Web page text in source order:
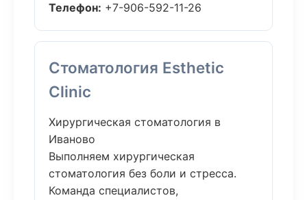
Телефон: +7-906-592-11-26
Стоматология Esthetic
Clinic
Хирургическая стоматология в
Иваново
Выполняем хирургическая
стоматология без боли и стресса.
Команда специалистов,